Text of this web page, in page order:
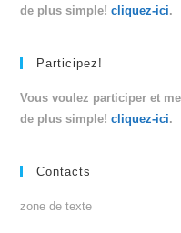
de plus simple!cliquez-ici.
Participez!
Vous voulez participer et
de plus simple!cliquez-ici.
Contacts
zone de texte